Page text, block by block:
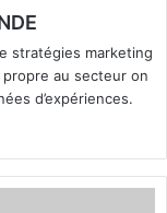
stratégies marketing
au secteur on
d’expériences.